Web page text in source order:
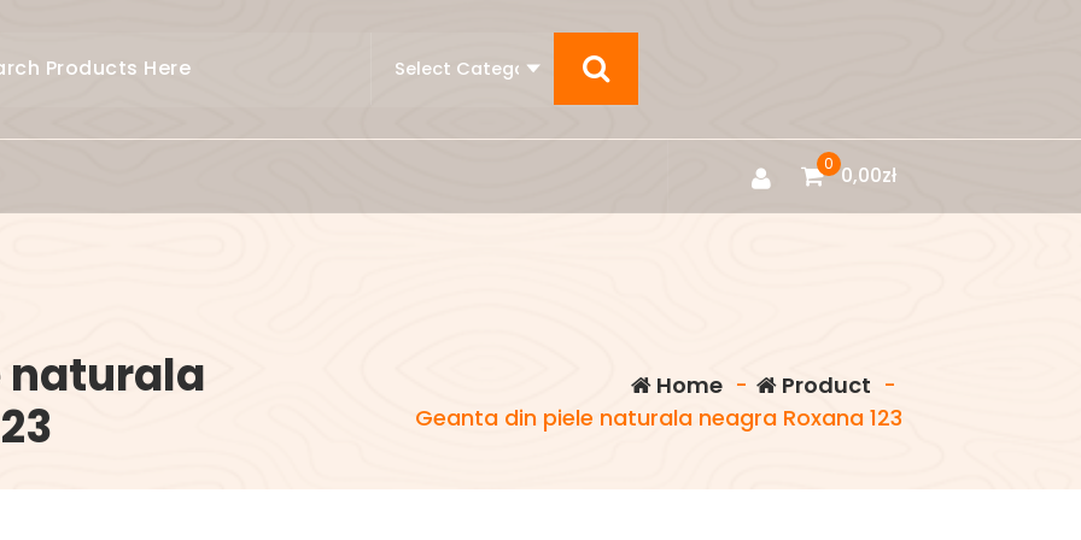
0 0,00zł
naturala
Home - Product -
Geanta din piele naturala neagra Roxana 123